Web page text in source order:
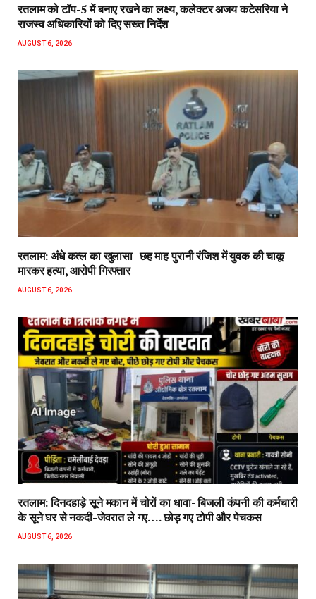
रतलाम को टॉप-5 में बनाए रखने का लक्ष्य, कलेक्टर अजय कटेसरिया ने
राजस्व अधिकारियों को दिए सख्त निर्देश
AUGUST 6, 2026
रतलाम: अंधे कत्ल का खुलासा- छह माह पुरानी रंजिश में युवक की चाकू
मारकर हत्या, आरोपी गिरफ्तार
AUGUST 6, 2026
रतलाम: दिनदहाड़े सूने मकान में चोरों का धावा- बिजली कंपनी की कर्मचारी
के सूने घर से नकदी-जेवरात ले गए…. छोड़ गए टोपी और पेचकस
AUGUST 6, 2026